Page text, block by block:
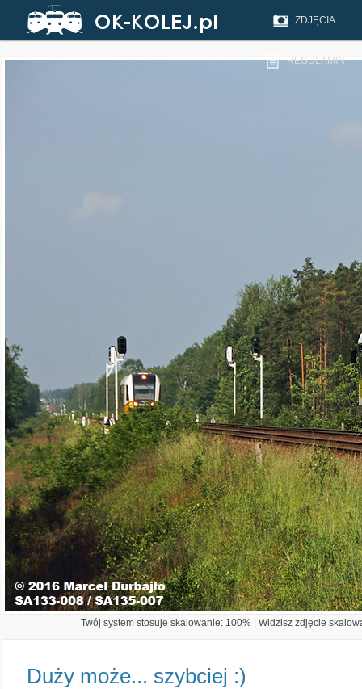
ZDJĘCIA
REGULAMIN
Twój system stosuje skalowanie: 100% | Widzisz zdjęcie
Duży może... szybciej :)